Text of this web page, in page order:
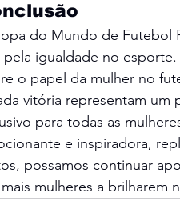
do Mundo de Futebol
pela igualdade no
o papel da mulher no
vitória representam um
para todas as
e inspiradora,
possamos continuar
mulheres a brilharem